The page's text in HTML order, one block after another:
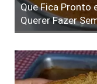
Que Fica Pronto
Querer Fazer